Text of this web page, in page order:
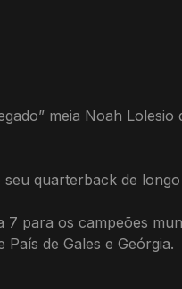
meia Noah Lolesio
quarterback de
para os campeões
de Gales e Geórgia.